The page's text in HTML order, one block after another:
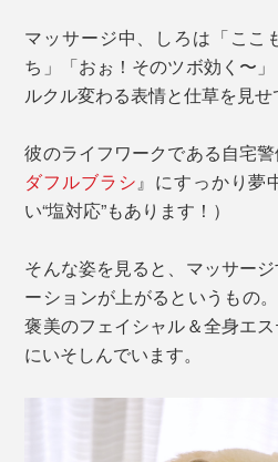
マッサージ中、しろは「ここ
ち」「おぉ！そのツボ効く〜
ルクル変わる表情と仕草を見せ
彼のライフワークである自宅
ダフルブラシ』にすっかり夢
い“塩対応”もあります！）
そんな姿を見ると、マッサー
ーションが上がるというもの
褒美のフェイシャル＆全身エ
にいそしんでいます。